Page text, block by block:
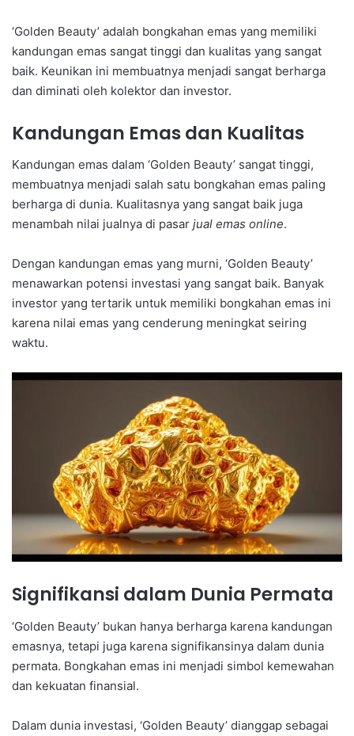
‘Golden Beauty’ adalah bongkahan emas yang memiliki
kandungan emas sangat tinggi dan kualitas yang sangat
baik. Keunikan ini membuatnya menjadi sangat berharga
dan diminati oleh kolektor dan investor.
Kandungan Emas dan Kualitas
Kandungan emas dalam ‘Golden Beauty’ sangat tinggi,
membuatnya menjadi salah satu bongkahan emas paling
berharga di dunia. Kualitasnya yang sangat baik juga
menambah nilai jualnya di pasar jual emas online.
Dengan kandungan emas yang murni, ‘Golden Beauty’
menawarkan potensi investasi yang sangat baik. Banyak
investor yang tertarik untuk memiliki bongkahan emas ini
karena nilai emas yang cenderung meningkat seiring
waktu.
Signifikansi dalam Dunia Permata
‘Golden Beauty’ bukan hanya berharga karena kandungan
emasnya, tetapi juga karena signifikansinya dalam dunia
permata. Bongkahan emas ini menjadi simbol kemewahan
dan kekuatan finansial.
Dalam dunia investasi, ‘Golden Beauty’ dianggap sebagai